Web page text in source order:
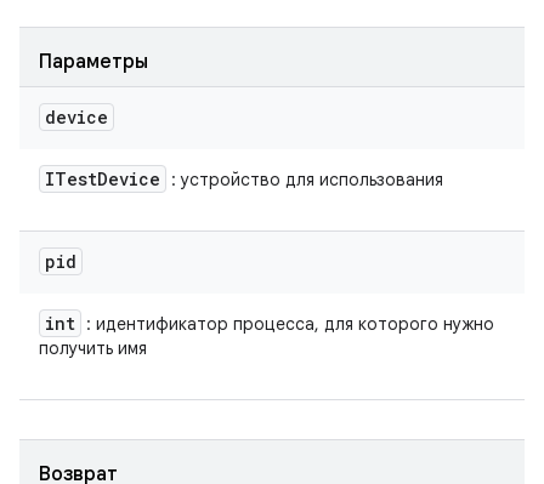
Параметры
device
ITestDevice : устройство для использования
pid
int : идентификатор процесса, для которого нужно
получить имя
Возврат